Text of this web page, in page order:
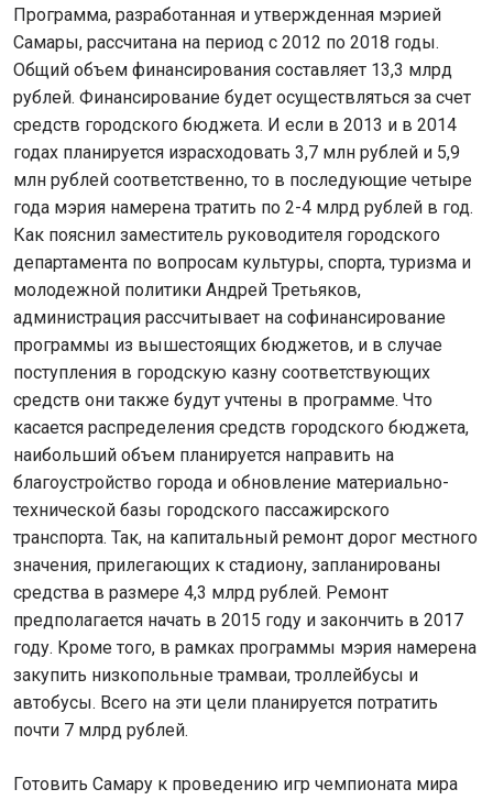
Программа, разработанная и утвержденная мэрией
Самары, рассчитана на период с 2012 по 2018 годы.
Общий объем финансирования составляет 13,3 млрд
рублей. Финансирование будет осуществляться за счет
средств городского бюджета. И если в 2013 и в 2014
годах планируется израсходовать 3,7 млн рублей и 5,9
млн рублей соответственно, то в последующие четыре
года мэрия намерена тратить по 2-4 млрд рублей в год.
Как пояснил заместитель руководителя городского
департамента по вопросам культуры, спорта, туризма и
молодежной политики Андрей Третьяков,
администрация рассчитывает на софинансирование
программы из вышестоящих бюджетов, и в случае
поступления в городскую казну соответствующих
средств они также будут учтены в программе. Что
касается распределения средств городского бюджета,
наибольший объем планируется направить на
благоустройство города и обновление материально-
технической базы городского пассажирского
транспорта. Так, на капитальный ремонт дорог местного
значения, прилегающих к стадиону, запланированы
средства в размере 4,3 млрд рублей. Ремонт
предполагается начать в 2015 году и закончить в 2017
году. Кроме того, в рамках программы мэрия намерена
закупить низкопольные трамваи, троллейбусы и
автобусы. Всего на эти цели планируется потратить
почти 7 млрд рублей.
Готовить Самару к проведению игр чемпионата мира